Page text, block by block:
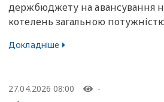
держбюджету на авансування
котелень загальною
Докладніше
27.04.2026 08:00 -